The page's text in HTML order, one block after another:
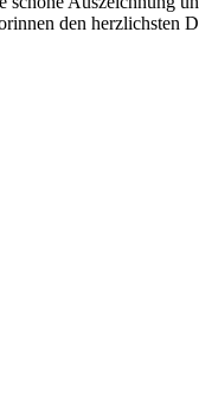
den herzlichsten